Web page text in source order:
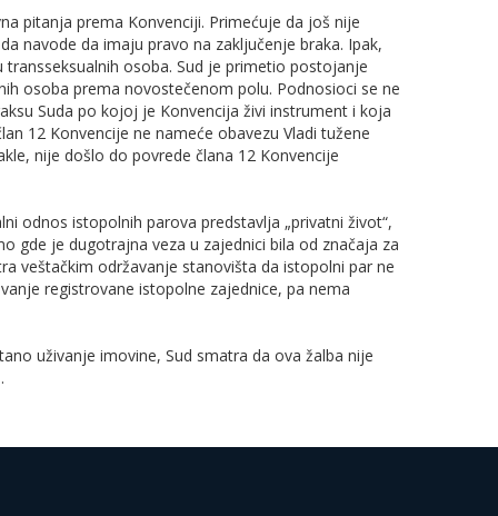
pitanja prema Konvenciji. Primećuje da još nije
navode da imaju pravo na zaključenje braka. Ipak,
transseksualnih osoba. Sud je primetio postojanje
osoba prema novostečenom polu. Podnosioci se ne
Suda po kojoj je Konvencija živi instrument i koja
12 Konvencije ne nameće obavezu Vladi tužene
nije došlo do povrede člana 12 Konvencije
odnos istopolnih parova predstavlja „privatni život“,
gde je dugotrajna veza u zajednici bila od značaja za
veštačkim održavanje stanovišta da istopolni par ne
registrovane istopolne zajednice, pa nema
uživanje imovine, Sud smatra da ova žalba nije